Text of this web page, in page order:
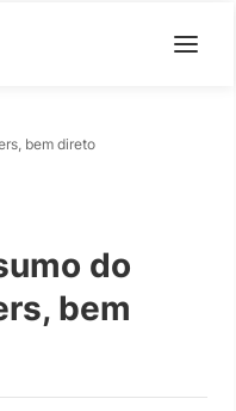
bem direto
do
bem